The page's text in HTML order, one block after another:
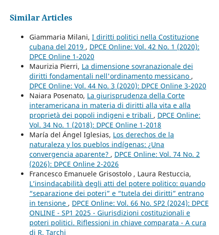
Similar Articles
Giammaria Milani, I diritti politici nella Costituzione
cubana del 2019 , DPCE Online: Vol. 42 No. 1 (2020):
DPCE Online 1-2020
Maurizia Pierri, La dimensione sovranazionale dei
diritti fondamentali nell'ordinamento messicano ,
DPCE Online: Vol. 44 No. 3 (2020): DPCE Online 3-2020
Naiara Posenato, La giurisprudenza della Corte
interamericana in materia di diritti alla vita e alla
proprietà dei popoli indigeni e tribali , DPCE Online:
Vol. 34 No. 1 (2018): DPCE Online 1-2018
María del Ángel Iglesias, Los derechos de la
naturaleza y los pueblos indígenas: ¿Una
convergencia aparente? , DPCE Online: Vol. 74 No. 2
(2026): DPCE Online 2-2026
Francesco Emanuele Grisostolo , Laura Restuccia,
L’insindacabilità degli atti del potere politico: quando
“separazione dei poteri” e “tutela dei diritti” entrano
in tensione , DPCE Online: Vol. 66 No. SP2 (2024): DPCE
ONLINE - SP1 2025 - Giurisdizioni costituzionali e
poteri politici. Riflessioni in chiave comparata - A cura
di R. Tarchi